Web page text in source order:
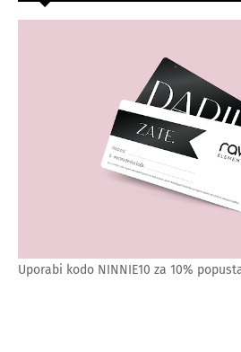
Uporabi kodo NINNIE10 za 10%